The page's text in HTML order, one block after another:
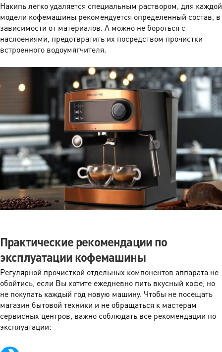
Накипь легко удаляется специальным раствором, для каждой
модели кофемашины рекомендуется определенный состав, в
зависимости от материалов. А можно не бороться с
наслоениями, предотвратить их посредством прочистки
встроенного водоумягчителя.
Практические рекомендации по
эксплуатации кофемашины
Регулярной прочисткой отдельных компонентов аппарата не
обойтись, если Вы хотите ежедневно пить вкусный кофе, но
не покупать каждый год новую машину. Чтобы не посещать
магазин бытовой техники и не обращаться к мастерам
сервисных центров, важно соблюдать все рекомендации по
эксплуатации: